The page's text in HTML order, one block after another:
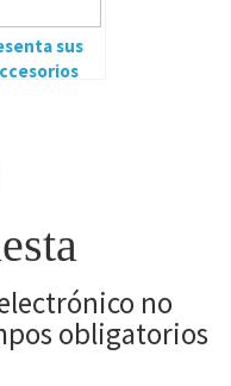
sus
no
obligatorios